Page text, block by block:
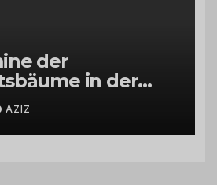
der
in der
in den
AZIZ